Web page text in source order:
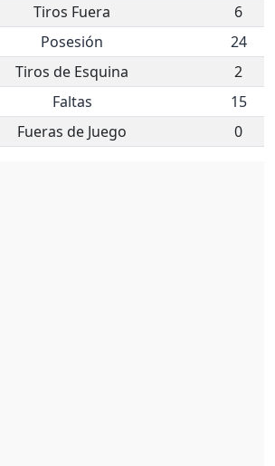
Tiros Fuera
6
Posesión
24
Tiros de Esquina
2
Faltas
15
Fueras de Juego 0